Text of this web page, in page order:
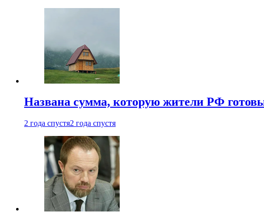
Названа сумма, которую жители РФ
2 года спустя2 года спустя